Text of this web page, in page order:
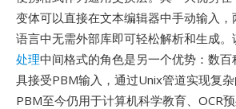
变体可以直接在文本编辑器中手动输入
语言中无需外部库即可轻松解析和生成。
处理中间格式的角色是另一个优势：数
具接受PBM输入，通过Unix管道实现复杂
PBM至今仍用于计算机科学教育、OCR